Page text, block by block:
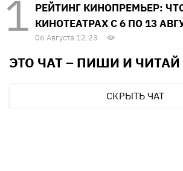
РЕЙТИНГ КИНОПРЕМЬЕР:
КИНОТЕАТРАХ С 6 ПО 13
06 Августа 12:23
ЭТО ЧАТ – ПИШИ И ЧИТАЙ
СКРЫТЬ ЧАТ